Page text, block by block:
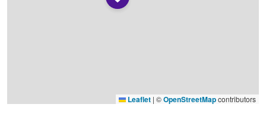
Leaflet | ©OpenStreetMapcontributors